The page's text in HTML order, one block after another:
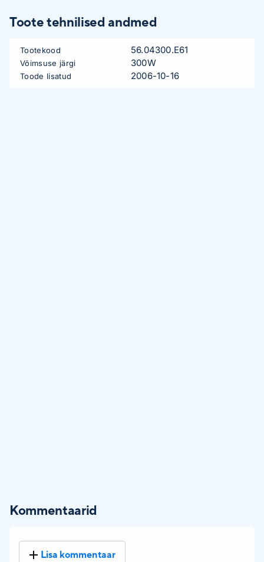
Toote tehnilised andmed
Tootekood 56.04300.E61
Võimsuse järgi 300W
Toode lisatud 2006-10-16
Kommentaarid
Lisa kommentaar